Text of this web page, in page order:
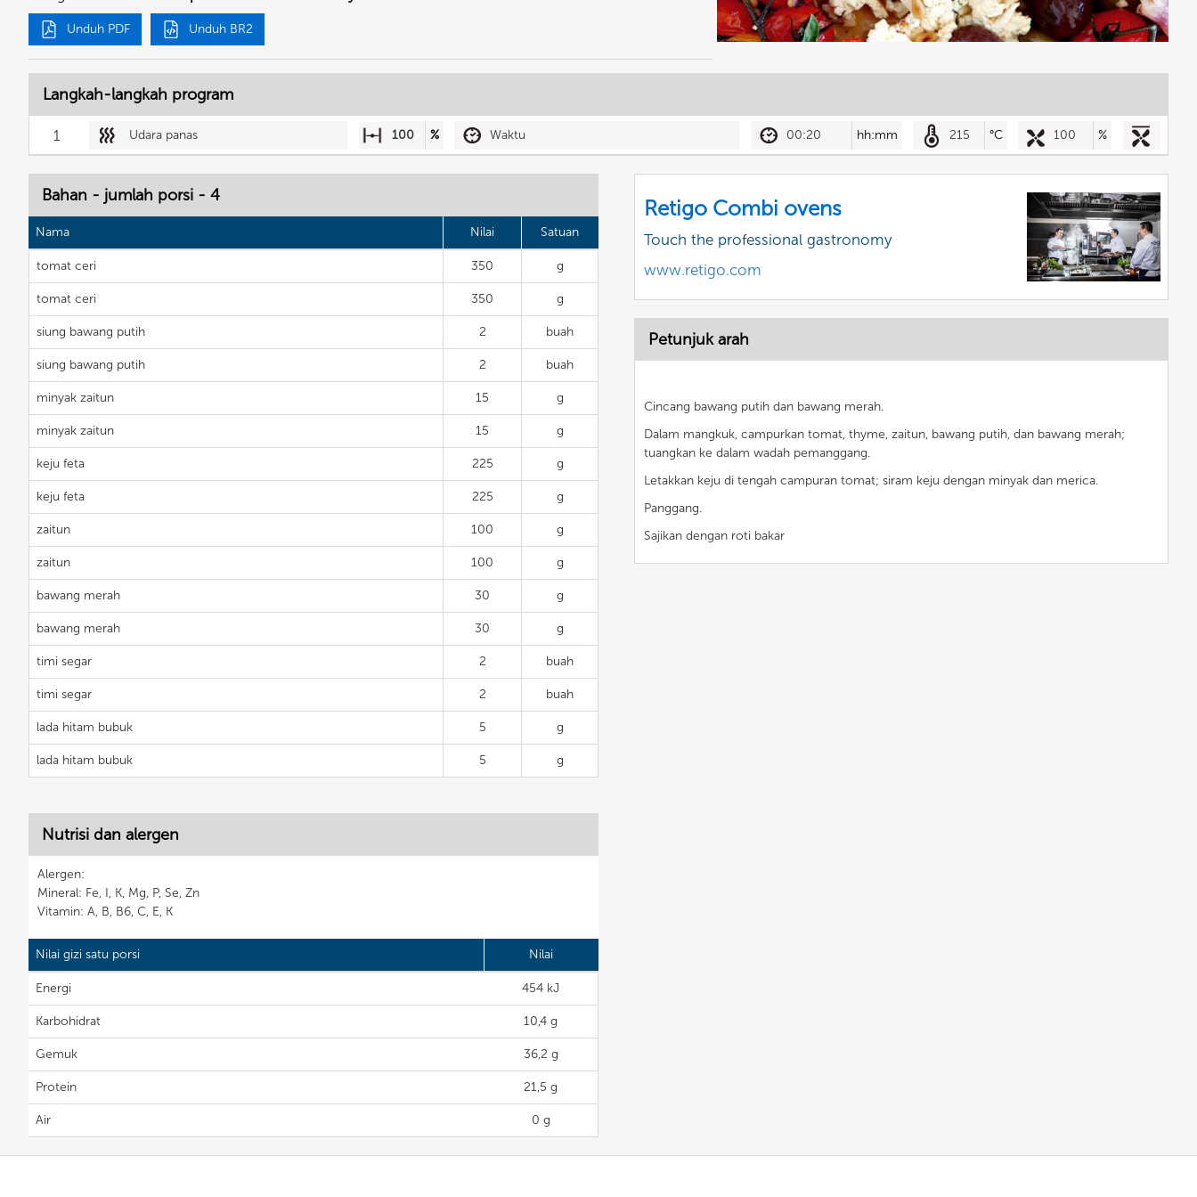
Unduh PDF Unduh BR2
Langkah-langkah program
1 Udara panas 100 % Waktu 00:20 hh:mm 215 °C 100 %
Bahan - jumlah porsi - 4
Nama Nilai Satuan
tomat ceri 350 g
tomat ceri 350 g
siung bawang putih 2 buah
siung bawang putih 2 buah
minyak zaitun 15 g
minyak zaitun 15 g
keju feta 225 g
keju feta 225 g
zaitun 100 g
zaitun 100 g
bawang merah 30 g
bawang merah 30 g
timi segar 2 buah
timi segar 2 buah
lada hitam bubuk 5 g
lada hitam bubuk 5 g
Nutrisi dan alergen
Alergen:
Mineral: Fe, I, K, Mg, P, Se, Zn
Vitamin: A, B, B6, C, E, K
Nilai gizi satu porsi Nilai
Energi 454 kJ
Karbohidrat 10,4 g
Gemuk 36,2 g
Protein 21,5 g
Air 0 g
Retigo Combi ovens
Touch the professional gastronomy
www.retigo.com
Petunjuk arah
Cincang bawang putih dan bawang merah.
Dalam mangkuk, campurkan tomat, thyme, zaitun, bawang putih, dan bawang merah;
tuangkan ke dalam wadah pemanggang.
Letakkan keju di tengah campuran tomat; siram keju dengan minyak dan merica.
Panggang.
Sajikan dengan roti bakar